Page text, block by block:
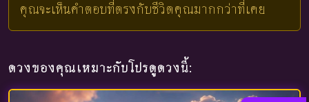
คุณจะเห็นคำตอบที่ตรงกับชีวิตคุณมากกว่าที่เคย
ดวงของคุณเหมาะกับโปรดูดวงนี้: